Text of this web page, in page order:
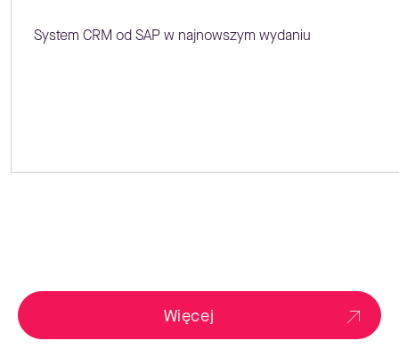
System CRM od SAP w najnowszym wydaniu
Więcej